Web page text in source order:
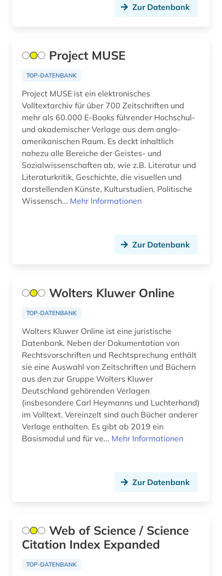
empirische kulturwissenschaft (1)
energiebewusstes bauen (1)
energieeffizienz (1)
energiewirtschaft (1)
englisch (2)
entomologie (1)
entwicklung (1)
entwicklungen (1)
entwicklungspolitik (1)
erneuerbare energien (1)
erziehung (6)
erziehungsiwssenschaft (1)
erziehungswissenschaft (1)
essay (1)
estland (4)
estnisch (1)
europarecht (3)
Zur Datenbank
Project MUSE
TOP-DATENBANK
Project MUSE ist ein elektronisches
Volltextarchiv für über 700 Zeitschriften und
mehr als 60.000 E-Books führender Hochschul-
und akademischer Verlage aus dem anglo-
amerikanischen Raum. Es deckt inhaltlich
nahezu alle Bereiche der Geistes- und
Sozialwissenschaften ab, wie z.B. Literatur und
Literaturkritik, Geschichte, die visuellen und
darstellenden Künste, Kulturstudien, Politische
Wissensch... Mehr Informationen
Zur Datenbank
Wolters Kluwer Online
TOP-DATENBANK
Wolters Kluwer Online ist eine juristische
Datenbank. Neben der Dokumentation von
Rechtsvorschriften und Rechtsprechung enthält
sie eine Auswahl von Zeitschriften und Büchern
aus den zur Gruppe Wolters Kluwer
Deutschland gehörenden Verlagen
(insbesondere Carl Heymanns und Luchterhand)
im Volltext. Vereinzelt sind auch Bücher anderer
Verlage enthalten. Es gibt ab 2019 ein
Basismodul und für ve... Mehr Informationen
Zur Datenbank
Web of Science / Science
Citation Index Expanded
TOP-DATENBANK